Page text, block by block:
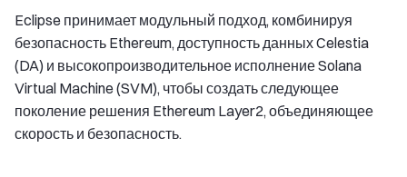
Eclipse принимает модульный подход, комбинируя
безопасность Ethereum, доступность данных Celestia
(DA) и высокопроизводительное исполнение Solana
Virtual Machine (SVM), чтобы создать следующее
поколение решения Ethereum Layer2, объединяющее
скорость и безопасность.